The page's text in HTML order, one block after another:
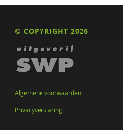
© COPYRIGHT 2026
Algemene voorwaarden
Privacyverklaring